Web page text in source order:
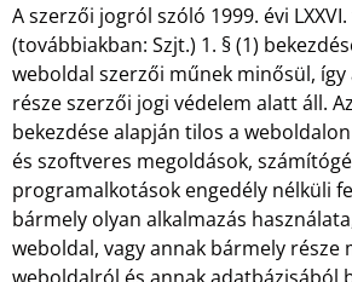
A szerzői jogról szóló 1999. évi
(továbbiakban: Szjt.) 1. § (1)
weboldal szerzői műnek minősül,
része szerzői jogi védelem alatt áll.
bekezdése alapján tilos a
és szoftveres megoldások,
programalkotások engedély nélküli
bármely olyan alkalmazás
weboldal, vagy annak bármely része